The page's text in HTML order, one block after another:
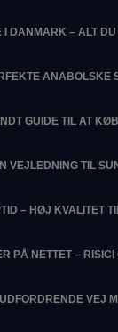
DANMARK – ALT
ANABOLSKE
GUIDE TIL AT
VEJLEDNING TIL
– HØJ KVALITET
PÅ NETTET – RISICI
VEJ